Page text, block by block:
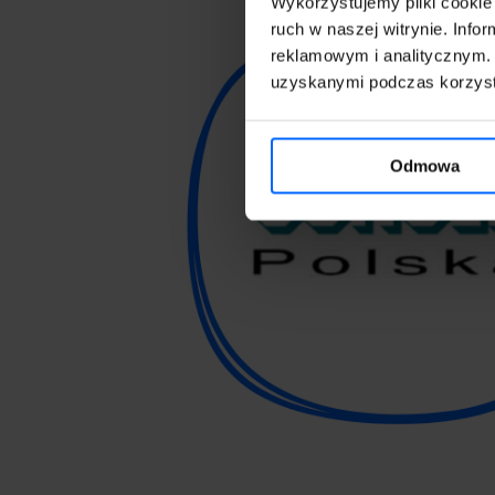
ruch w naszej witrynie.
reklamowym i
uzyskanymi podczas
Odmowa